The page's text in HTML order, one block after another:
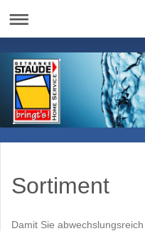
Sortiment
Damit Sie